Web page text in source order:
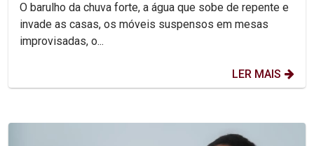
O barulho da chuva forte, a água que sobe de repente e
invade as casas, os móveis suspensos em mesas
improvisadas, o...
LER MAIS